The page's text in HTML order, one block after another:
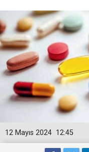
12:45
12 Mayıs 2024